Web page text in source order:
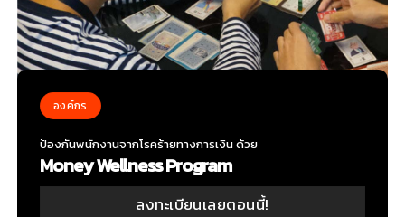
องค์กร
ป้องกันพนักงานจากโรคร้ายทางการเงิน ด้วย
Money Wellness Program
ลงทะเบียนเลยตอนนี้!